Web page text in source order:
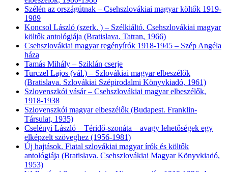
Szélén az országútnak – Csehszlovákiai magyar költők 1919-
1989
Koncsol László (szerk. ) – Szélkiáltó. Csehszlovákiai magyar
költők antológiája (Bratislava. Tatran, 1966)
Csehszlovákiai magyar regényírók 1918-1945 – Szép Angéla
háza
Tamás Mihály – Sziklán cserje
Turczel Lajos (vál.) – Szlovákiai magyar elbeszélők
(Bratislava. Szlovákiai Szépirodalmi Könyvkiadó, 1961)
Szlovenszkói vásár – Csehszlovákiai magyar elbeszélők,
1918-1938
Szlovenszkói magyar elbeszélők (Budapest. Franklin-
Társulat, 1935)
Cselényi László – Téridő-szonáta – avagy lehetőségek egy
elképzelt szöveghez (1956-1981)
Új hajtások. Fiatal szlovákiai magyar írók és költők
antológiája (Bratislava. Csehszlovákiai Magyar Könyvkiadó,
1953)